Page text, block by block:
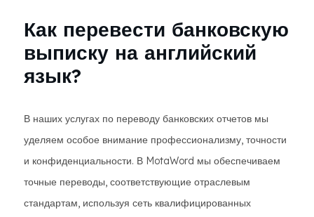
Как перевести банковскую
выписку на английский
язык?
В наших услугах по переводу банковских отчетов мы
уделяем особое внимание профессионализму, точности
и конфиденциальности. В MotaWord мы обеспечиваем
точные переводы, соответствующие отраслевым
стандартам, используя сеть квалифицированных